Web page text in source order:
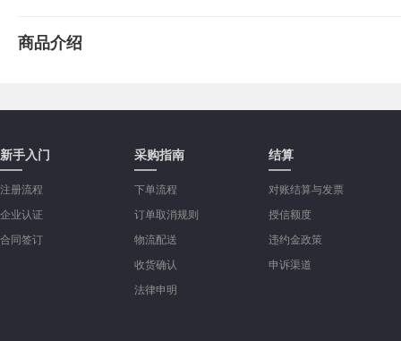
商品介绍
新手入门
注册流程
企业认证
合同签订
采购指南
下单流程
订单取消规则
物流配送
收货确认
法律申明
结算
对账结算与发票
授信额度
违约金政策
申诉渠道